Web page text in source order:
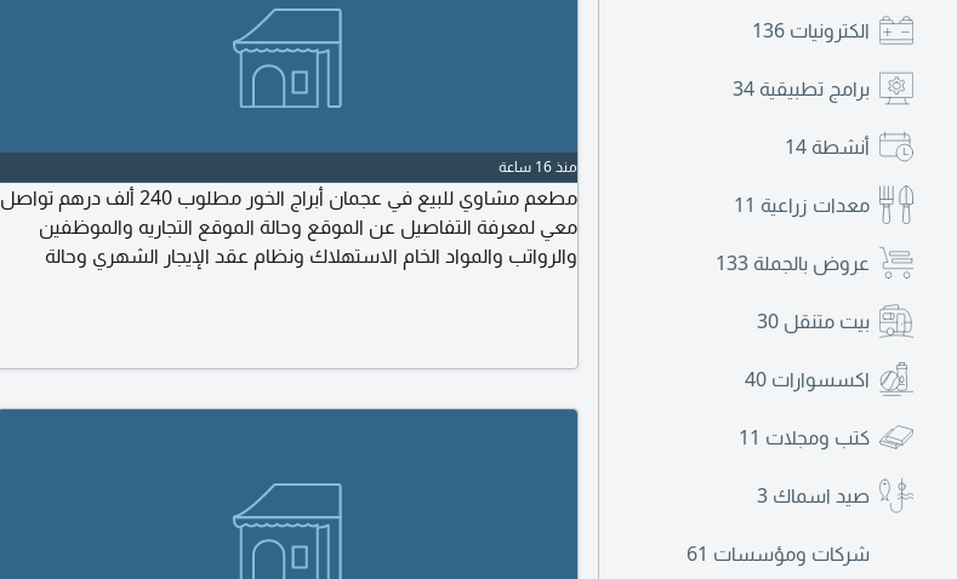
الكترونيات 136
برامج تطبيقية 34
أنشطة 14
معدات زراعية 11
عروض بالجملة 133
بيت متنقل 30
اكسسوارات 40
كتب ومجلات 11
صيد اسماك 3
شركات ومؤسسات 61
منذ 16 ساعة
مطعم مشاوي للبيع في عجمان أبراج الخور مطلوب 240 ألف درهم تواصل
معي لمعرفة التفاصيل عن الموقع وحالة الموقع التجاريه والموظفين
والرواتب والمواد الخام الاستهلاك ونظام عقد الإيجار الشهري وحالة